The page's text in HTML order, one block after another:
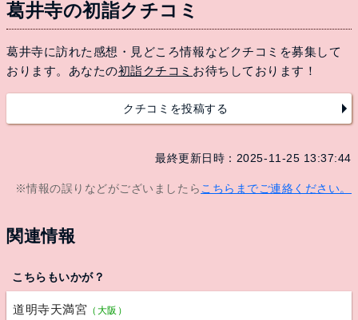
葛井寺の初詣クチコミ
葛井寺に訪れた感想・見どころ情報などクチコミを募集して
おります。あなたの初詣クチコミ お待ちしております！
クチコミを投稿する
最終更新日時：2025-11-25 13:37:44
※情報の誤りなどがございましたら こちらまでご連絡ください。
関連情報
こちらもいかが？
道明寺天満宮 （大阪）